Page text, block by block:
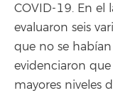
COVID-19. En el
evaluaron seis
que no se
evidenciaron
mayores niveles